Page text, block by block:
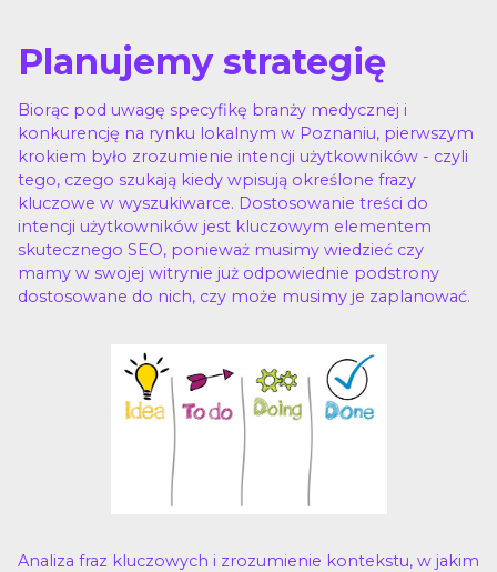
Planujemy strategię
Biorąc pod uwagę specyfikę branży medycznej i
konkurencję na rynku lokalnym w Poznaniu, pierwszym
krokiem było zrozumienie intencji użytkowników - czyli
tego, czego szukają kiedy wpisują określone frazy
kluczowe w wyszukiwarce. Dostosowanie treści do
intencji użytkowników jest kluczowym elementem
skutecznego SEO, ponieważ musimy wiedzieć czy
mamy w swojej witrynie już odpowiednie podstrony
dostosowane do nich, czy może musimy je zaplanować.
Analiza fraz kluczowych i zrozumienie kontekstu, w jakim